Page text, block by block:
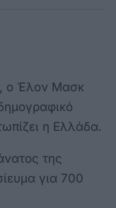
ο Έλον Μασκ
η Ελλάδα.
της
για 700